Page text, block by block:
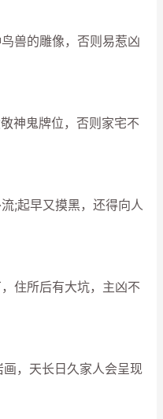
兽的雕像，否则易惹凶
神鬼牌位，否则家宅不
;起早又摸黑，还得向人
住所后有大坑，主凶不
，天长日久家人会呈现